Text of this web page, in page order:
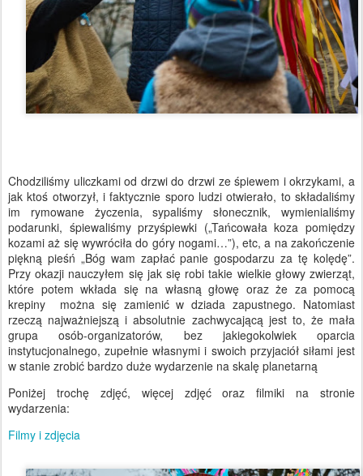
Chodziliśmy uliczkami od drzwi do drzwi ze śpiewem i okrzykami, a
jak ktoś otworzył, i faktycznie sporo ludzi otwierało, to składaliśmy
im rymowane życzenia, sypaliśmy słonecznik, wymienialiśmy
podarunki, śpiewaliśmy przyśpiewki („Tańcowała koza pomiędzy
kozami aż się wywróciła do góry nogami…”), etc, a na zakończenie
piękną pieśń „Bóg wam zapłać panie gospodarzu za tę kolędę”.
Przy okazji nauczyłem się jak się robi takie wielkie głowy zwierząt,
które potem wkłada się na własną głowę oraz że za pomocą
krepiny można się zamienić w dziada zapustnego. Natomiast
rzeczą najważniejszą i absolutnie zachwycającą jest to, że mała
grupa osób-organizatorów, bez jakiegokolwiek oparcia
instytucjonalnego, zupełnie własnymi i swoich przyjaciół siłami jest
w stanie zrobić bardzo duże wydarzenie na skalę planetarną
Poniżej trochę zdjęć, więcej zdjęć oraz filmiki na stronie
wydarzenia:
Filmy i zdjęcia